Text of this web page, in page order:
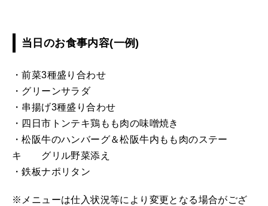
当日のお食事内容(一例)
・前菜3種盛り合わせ
・グリーンサラダ
・串揚げ3種盛り合わせ
・四日市トンテキ鶏もも肉の味噌焼き
・松阪牛のハンバーグ＆松阪牛内もも肉のステー
キ グリル野菜添え
・鉄板ナポリタン
※メニューは仕入状況等により変更となる場合がござ